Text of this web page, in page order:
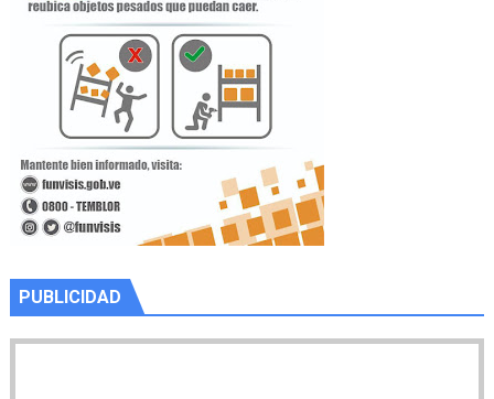
PUBLICIDAD